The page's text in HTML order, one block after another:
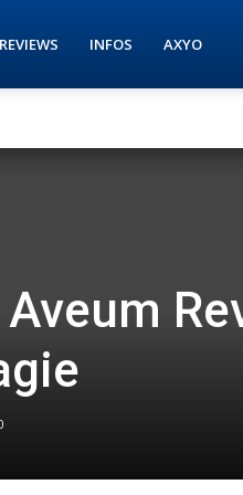
REVIEWS INFOS AXYO